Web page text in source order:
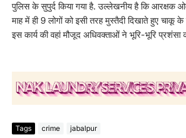
पुलिस के सुपुर्द किया गया है. उल्लेखनीय है कि आरक्षक
माह में ही 9 लोगों को इसी तरह मुस्तैदी दिखाते हुए
इस कार्य की वहां मौजूद अधिवक्ताओं ने भूरि-भूरि प्रशंसा
Tags crime jabalpur